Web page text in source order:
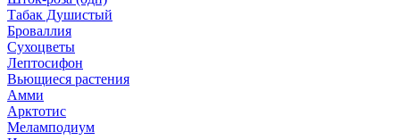
Табак Душистый
Броваллия
Сухоцветы
Лептосифон
Вьющиеся растения
Амми
Арктотис
Меламподиум